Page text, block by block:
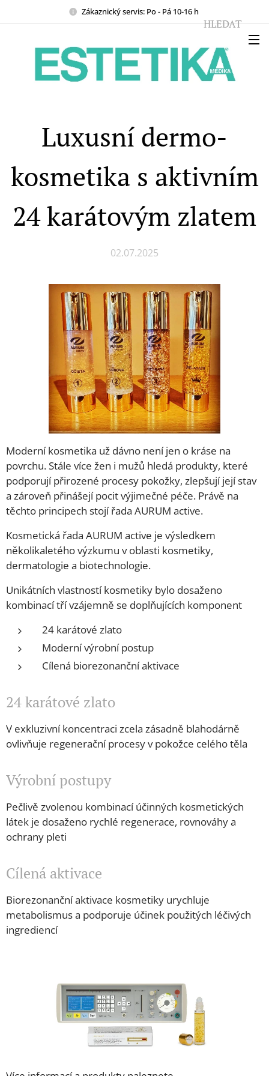
Zákaznický servis: Po - Pá 10-16 h
HLEDAT
Luxusní dermo-
kosmetika s aktivním
24 karátovým zlatem
02.07.2025
Moderní kosmetika už dávno není jen o kráse na
povrchu. Stále více žen i mužů hledá produkty, které
podporují přirozené procesy pokožky, zlepšují její stav
a zároveň přinášejí pocit výjimečné péče. Právě na
těchto principech stojí řada AURUM active.
Kosmetická řada AURUM active je výsledkem
několikaletého výzkumu v oblasti kosmetiky,
dermatologie a biotechnologie.
Unikátních vlastností kosmetiky bylo dosaženo
kombinací tří vzájemně se doplňujících komponent
24 karátové zlato
Moderní výrobní postup
Cílená biorezonanční aktivace
24 karátové zlato
V exkluzivní koncentraci zcela zásadně blahodárně
ovlivňuje regenerační procesy v pokožce celého těla
Výrobní postupy
Pečlivě zvolenou kombinací účinných kosmetických
látek je dosaženo rychlé regenerace, rovnováhy a
ochrany pleti
Cílená aktivace
Biorezonanční aktivace kosmetiky urychluje
metabolismus a podporuje účinek použitých léčivých
ingrediencí